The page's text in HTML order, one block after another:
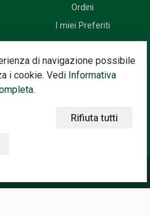
di navigazione possibile
i cookie. Vedi Informativa
Rifiuta tutti
Ordini
I miei Preferiti
Riceverai prima di tutti le
i prossimi eventi...
Iscriviti